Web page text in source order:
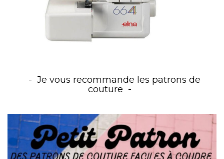
Je vous recommande les patrons de
couture